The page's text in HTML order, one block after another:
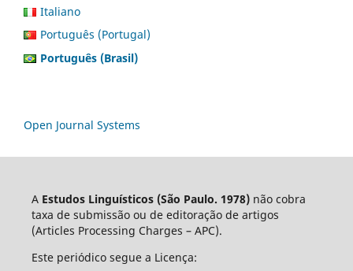
Italiano
Português (Portugal)
Português (Brasil)
Open Journal Systems
A Estudos Linguísticos (São Paulo. 1978)não cobra
taxa de submissão ou de editoração de artigos
(Articles Processing Charges – APC).
Este periódico segue a Licença: